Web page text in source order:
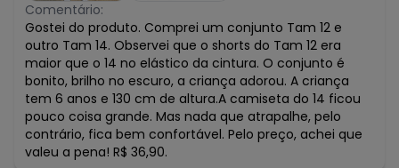
Comentário:
Gostei do produto. Comprei um conjunto Tam 12 e
outro Tam 14. Observei que o shorts do Tam 12 era
maior que o 14 no elástico da cintura. O conjunto é
bonito, brilho no escuro, a criança adorou. A criança
tem 6 anos e 130 cm de altura.A camiseta do 14 ficou
pouco coisa grande. Mas nada que atrapalhe, pelo
contrário, fica bem confortável. Pelo preço, achei que
valeu a pena! R$ 36,90.